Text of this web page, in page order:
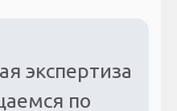
экспертиза
по